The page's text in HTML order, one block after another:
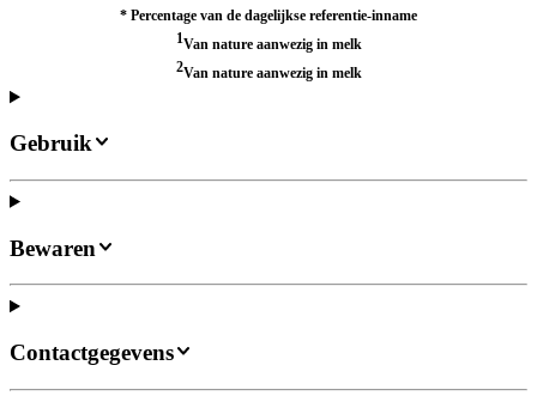
* Percentage van de dagelijkse referentie-inname
1Van nature aanwezig in melk
2Van nature aanwezig in melk
Gebruik
Bewaren
Contactgegevens